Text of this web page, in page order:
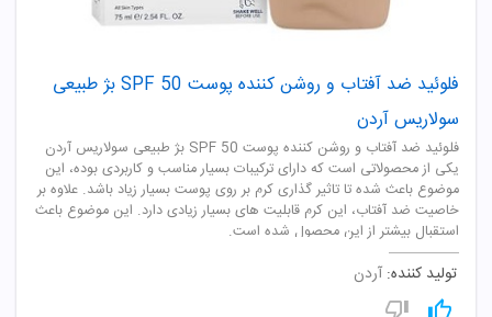
فلوئید ضد آفتاب و روشن کننده پوست SPF 50 بژ طبیعی
سولاریس آردن
فلوئید ضد آفتاب و روشن کننده پوست SPF 50 بژ طبیعی سولاریس آردن
یکی از محصولاتی است که دارای ترکیبات بسیار مناسب و کاربردی بوده، این
موضوع باعث شده تا تاثیر گذاری کرم بر روی پوست بسیار زیاد باشد. علاوه بر
خاصیت ضد آفتاب، این کرم قابلیت های بسیار زیادی دارد. این موضوع باعث
استقبال بیشتر از این محصول شده است.
تولید کننده: آردن